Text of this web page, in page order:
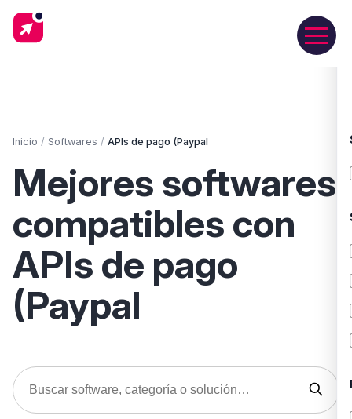
Inicio / Softwares / APIs de pago (Paypal
Mejores softwares
compatibles con
APIs de pago
(Paypal